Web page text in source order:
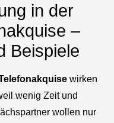
in der
–
Beispiele
wirken
wenig Zeit und
wollen nur